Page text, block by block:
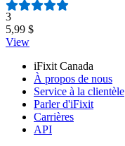
Nombre d'avis :
3
5,99 $
View
iFixit Canada
À propos de nous
Service à la clientèle
Parler d'iFixit
Carrières
API